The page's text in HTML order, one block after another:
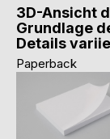
3D-Ansicht
Grundlage
Details
Paperback